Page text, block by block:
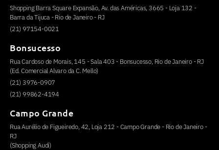
Shopping Barra Square Expansão, Av. das Américas, 3665 - Loja 132 -
Barra da Tijuca - Rio de Janeiro - RJ
(21) 97154-0021
Bonsucesso
Rua Cardoso de Morais, 145 - Sala 403 - Bonsucesso, Rio de Janeiro - RJ
(Ed. Comercial Alvaro da C. Mello)
(21) 3976-0907
(21) 99862-4194
Campo Grande
Rua Aurélio de Figueiredo, 42, Loja 212 - Campo Grande - Rio de Janeiro -
RJ
(Shopping Audi)